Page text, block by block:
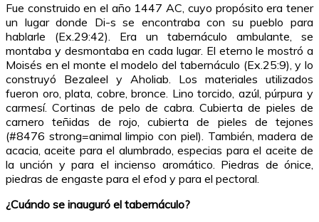
Fue construido en el año 1447 AC, cuyo propósito era tener
un lugar donde Di-s se encontraba con su pueblo para
hablarle (Ex.29:42). Era un tabernáculo ambulante, se
montaba y desmontaba en cada lugar. El eterno le mostró a
Moisés en el monte el modelo del tabernáculo (Ex.25:9), y lo
construyó Bezaleel y Aholiab. Los materiales utilizados
fueron oro, plata, cobre, bronce. Lino torcido, azúl, púrpura y
carmesí. Cortinas de pelo de cabra. Cubierta de pieles de
carnero teñidas de rojo, cubierta de pieles de tejones
(#8476 strong=animal limpio con piel). También, madera de
acacia, aceite para el alumbrado, especias para el aceite de
la unción y para el incienso aromático. Piedras de ónice,
piedras de engaste para el efod y para el pectoral.
¿Cuándo se inauguró el tabernáculo?